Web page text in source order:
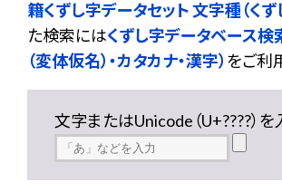
籍くずし字データセット 文字種（くず
た検索にはくずし字データベース検
（変体仮名）・カタカナ・漢字） をご利
文字またはUnicode（U+????）を